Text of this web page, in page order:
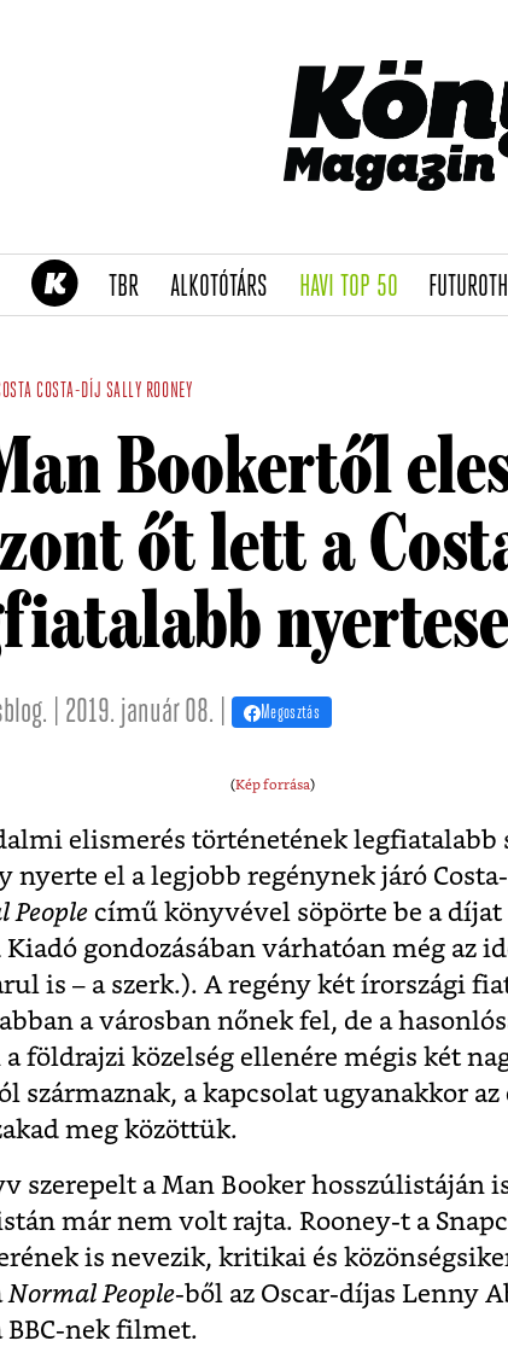
TBR(CURRENT)
ALKOTÓTÁRS(CURRENT)
HAVI TOP 50(CURRENT)
COSTA-DÍJ SALLY ROONEY
Bookertől
őt lett a
nyertese
| 2019. január 08. | Megosztás
(Kép forrása)
elismerés történetének legfiatalabb
nyerte el a legjobb regénynek járó
People című könyvével söpörte be a díjat
Kiadó gondozásában várhatóan még az
is – a szerk.). A regény két írországi
a városban nőnek fel, de a
a földrajzi közelség ellenére mégis két
származnak, a kapcsolat ugyanakkor
meg közöttük.
szerepelt a Man Booker hosszúlistáján
már nem volt rajta. Rooney-t a
is nevezik, kritikai és
Normal People-ből az Oscar-díjas Lenny
BBC-nek filmet.